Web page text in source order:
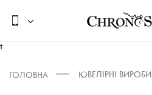
t
ГОЛОВНА ЮВЕЛІРНІ ВИРОБИ